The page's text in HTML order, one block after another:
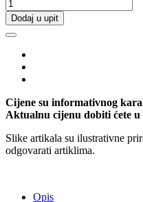
Dodaj u upit
Cijene su informativnog
Aktualnu cijenu dobiti ćete
Slike artikala su ilustrativne
odgovarati artiklima.
Opis